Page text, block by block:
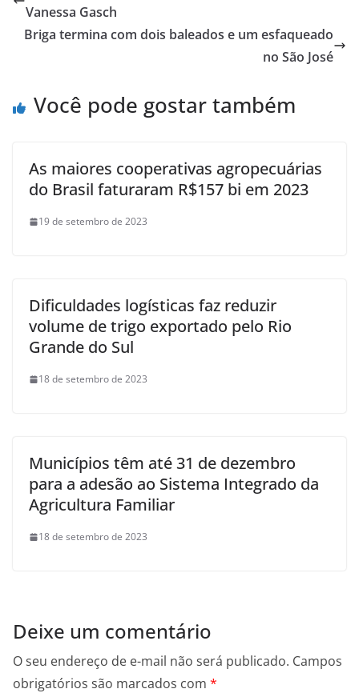
Vanessa Gasch
Briga termina com dois baleados e um esfaqueado
no São José
Você pode gostar também
As maiores cooperativas agropecuárias
do Brasil faturaram R$157 bi em 2023
19 de setembro de 2023
Dificuldades logísticas faz reduzir
volume de trigo exportado pelo Rio
Grande do Sul
18 de setembro de 2023
Municípios têm até 31 de dezembro
para a adesão ao Sistema Integrado da
Agricultura Familiar
18 de setembro de 2023
Deixe um comentário
O seu endereço de e-mail não será publicado. Campos
obrigatórios são marcados com *